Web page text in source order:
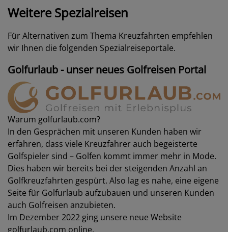
Weitere Spezialreisen
Für Alternativen zum Thema Kreuzfahrten empfehlen
wir Ihnen die folgenden Spezialreiseportale.
Golfurlaub - unser neues Golfreisen Portal
Warum golfurlaub.com?
In den Gesprächen mit unseren Kunden haben wir
erfahren, dass viele Kreuzfahrer auch begeisterte
Golfspieler sind – Golfen kommt immer mehr in Mode.
Dies haben wir bereits bei der steigenden Anzahl an
Golfkreuzfahrten gespürt. Also lag es nahe, eine eigene
Seite für Golfurlaub aufzubauen und unseren Kunden
auch Golfreisen anzubieten.
Im Dezember 2022 ging unsere neue Website
golfurlaub.com online.